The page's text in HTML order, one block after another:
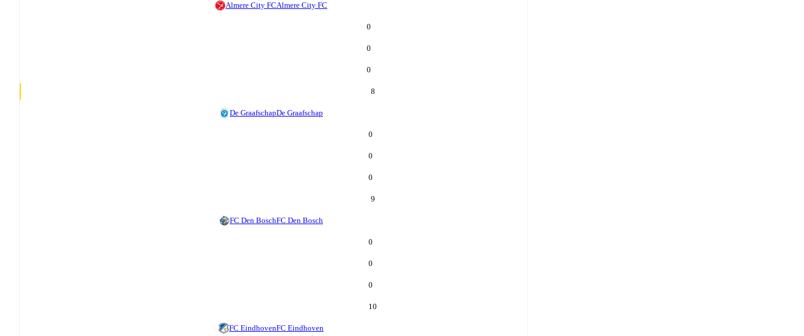
Almere City FCAlmere City FC
0
0
0
8
De GraafschapDe Graafschap
0
0
0
9
FC Den BoschFC Den Bosch
0
0
0
10
FC EindhovenFC Eindhoven